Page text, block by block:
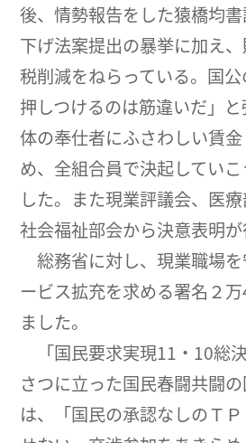
後、情勢報告をした猿橋均
下げ法案提出の暴挙に加え
税削減をねらっている。国
押しつけるのは筋違いだ」
体の奉仕者にふさわしい賃
め、全組合員で決起してい
した。また現業評議会、医療
社会福祉部会から決意表明が
総務省に対し、現業職場
ービス拡充を求める署名２
ました。
「国民要求実現11・10総
さつに立った国民春闘共闘
は、「国民の承認なしのＴ